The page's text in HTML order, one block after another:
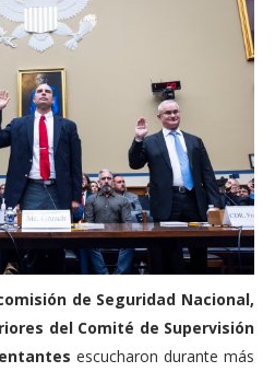
de Seguridad Nacional,
del Comité de Supervisión
escucharon durante más